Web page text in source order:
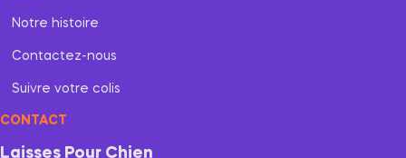
Notre histoire
Contactez-nous
Suivre votre colis
CONTACT
Laisses Pour Chien